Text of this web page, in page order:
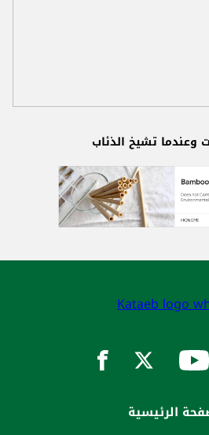
تشيخ الذئاب
الرئيسية